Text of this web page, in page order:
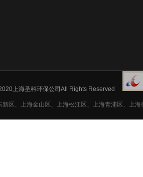
上海圣科环保公司All Rights Reserved
新区、上海金山区、上海松江区、上海青浦区、上